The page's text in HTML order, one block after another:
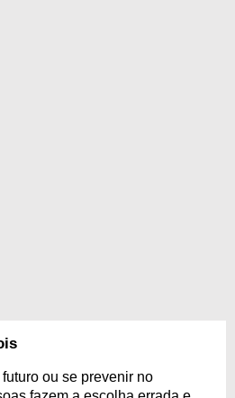
ou se prevenir no